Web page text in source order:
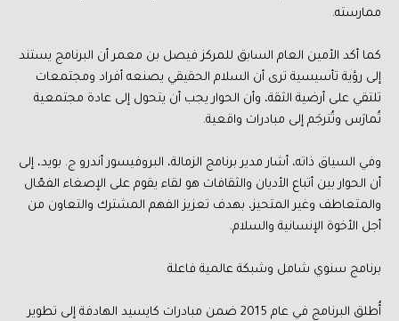
ممارسته.
كما أكد الأمين العام السابق للمركز فيصل بن معمر أن البرنامج يستند
إلى رؤية تأسيسية ترى أن السلام الحقيقي يصنعه أفراد ومجتمعات
تلتقي على أرضية الثقة، وأن الحوار يجب أن يتحول إلى عادة مجتمعية
تُمارَس وتُترجَم إلى مبادرات واقعية.
وفي السياق ذاته، أشار مدير برنامج الزمالة، البروفيسور أندرو ج. بويد، إلى
أن الحوار بين أتباع الأديان والثقافات هو لقاء يقوم على الإصغاء الفعّال
والمتعاطف وغير المتحيز، بهدف تعزيز الفهم المشترك والتعاون من
أجل الأخوة الإنسانية والسلام.
برنامج سنوي شامل وشبكة عالمية فاعلة
أُطلق البرنامج في عام 2015 ضمن مبادرات كايسيد الهادفة إلى تطوير